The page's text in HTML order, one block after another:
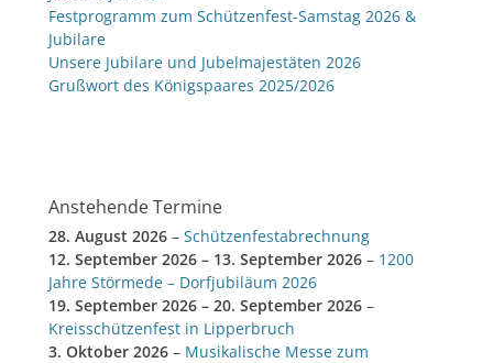
Festprogramm zum Schützenfest-Samstag 2026 &
Jubilare
Unsere Jubilare und Jubelmajestäten 2026
Grußwort des Königspaares 2025/2026
Anstehende Termine
28. August 2026 – Schützenfestabrechnung
12. September 2026 – 13. September 2026 – 1200
Jahre Störmede – Dorfjubiläum 2026
19. September 2026 – 20. September 2026 –
Kreisschützenfest in Lipperbruch
3. Oktober 2026 – Musikalische Messe zum